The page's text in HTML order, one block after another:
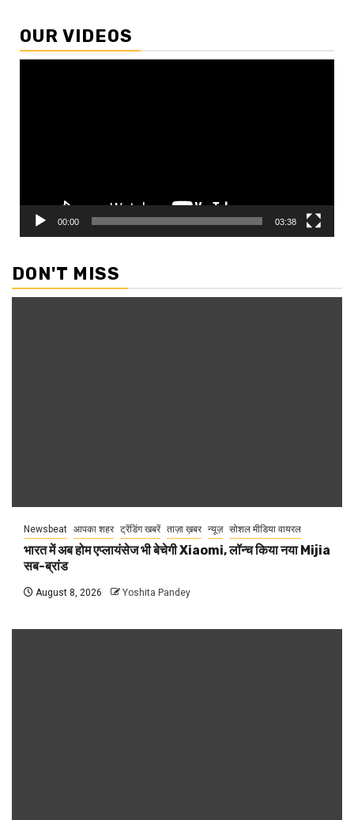
OUR VIDEOS
00:00 03:38
DON'T MISS
Newsbeat आपका शहर ट्रेंडिंग खबरें ताज़ा ख़बर न्यूज़ सोशल मीडिया वायरल
भारत में अब होम एप्लायंसेज भी बेचेगी Xiaomi, लॉन्च किया नया Mijia
सब-ब्रांड
August 8, 2026 Yoshita Pandey